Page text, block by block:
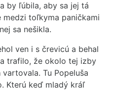
by ľúbila, aby sa jej tá
medzi toľkyma paničkami
sa nešikla.
ven i s črevicú a behal
trafilo, že okolo tej izby
Tu Popeluša
Kterú keď mladý kráľ